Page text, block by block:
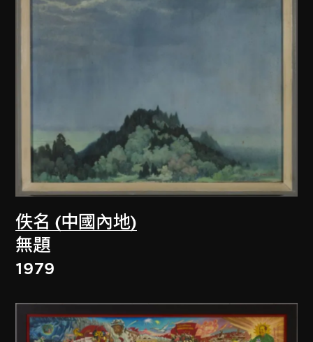
佚名 (中國內地)
無題
1979